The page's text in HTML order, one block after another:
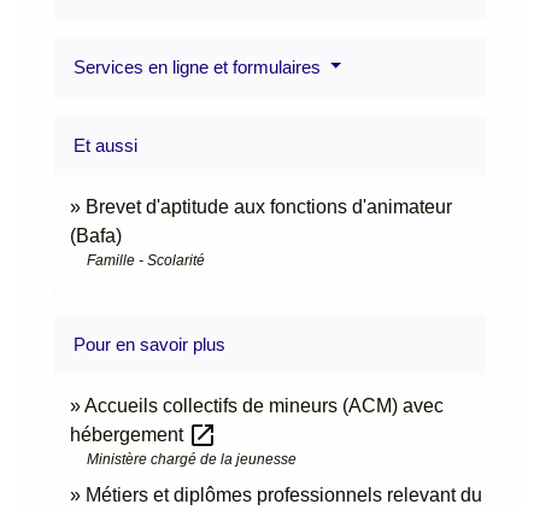
Services en ligne et formulaires
Et aussi
Brevet d'aptitude aux fonctions d'animateur
(Bafa)
Famille - Scolarité
Pour en savoir plus
Accueils collectifs de mineurs (ACM) avec
hébergement open_in_new
Ministère chargé de la jeunesse
Métiers et diplômes professionnels relevant du